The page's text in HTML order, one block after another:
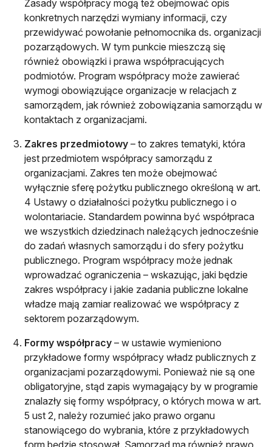
Zasady współpracy mogą też obejmować opis
konkretnych narzędzi wymiany informacji, czy
przewidywać powołanie pełnomocnika ds. organizacji
pozarządowych. W tym punkcie mieszczą się
również obowiązki i prawa współpracujących
podmiotów. Program współpracy może zawierać
wymogi obowiązujące organizacje w relacjach z
samorządem, jak również zobowiązania samorządu w
kontaktach z organizacjami.
Zakres przedmiotowy – to zakres tematyki, która
jest przedmiotem współpracy samorządu z
organizacjami. Zakres ten może obejmować
wyłącznie sferę pożytku publicznego określoną w art.
4 Ustawy o działalności pożytku publicznego i o
wolontariacie. Standardem powinna być współpraca
we wszystkich dziedzinach należących jednocześnie
do zadań własnych samorządu i do sfery pożytku
publicznego. Program współpracy może jednak
wprowadzać ograniczenia – wskazując, jaki będzie
zakres współpracy i jakie zadania publiczne lokalne
władze mają zamiar realizować we współpracy z
sektorem pozarządowym.
Formy współpracy – w ustawie wymieniono
przykładowe formy współpracy władz publicznych z
organizacjami pozarządowymi. Ponieważ nie są one
obligatoryjne, stąd zapis wymagający by w programie
znalazły się formy współpracy, o których mowa w art.
5 ust 2, należy rozumieć jako prawo organu
stanowiącego do wybrania, które z przykładowych
form będzie stosował. Samorząd ma również prawo